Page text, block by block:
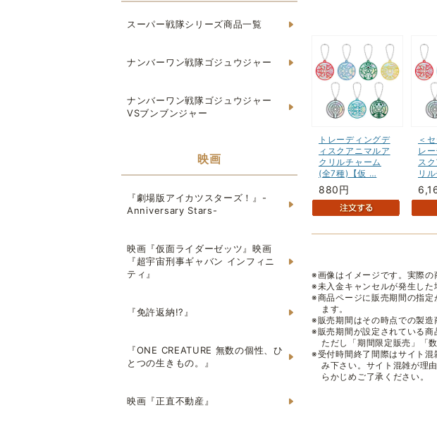
トレーディングデ
ィスクアニマルア
クリルチャーム
(全7種)【仮 …
880円
＜
レ
ス
リ
※画像はイメージです。実際の
※未入金キャンセルが発生した
※商品ページに販売期間の指
ます。
※販売期間はその時点での製造
※販売期間が設定されている商
ただし「期間限定販売」「
※受付時間終了間際はサイト
み下さい。サイト混雑が理
らかじめご了承ください。
スーパー戦隊シリーズ商品一覧
ナンバーワン戦隊ゴジュウジャー
ナンバーワン戦隊ゴジュウジャー
VSブンブンジャー
映画
『劇場版アイカツスターズ！』-
Anniversary Stars-
映画『仮面ライダーゼッツ』映画
『超宇宙刑事ギャバン インフィニ
ティ』
『免許返納!?』
『ONE CREATURE 無数の個性、ひ
とつの生きもの。』
映画『正直不動産』